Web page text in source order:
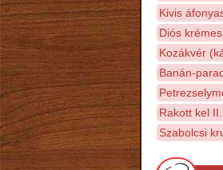
Kivis
Diós krémes
Kozákvér
Banán-
Rakott kel II.
Szabolcsi